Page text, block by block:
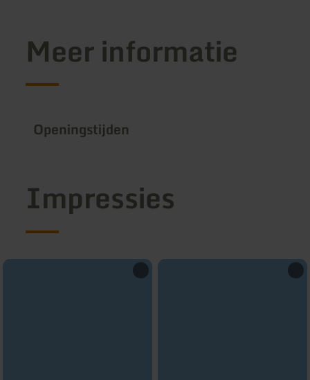
Meer informatie
Openingstijden
Impressies